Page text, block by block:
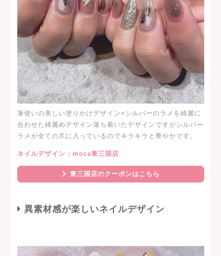
筆使いの美しい塗りかけデザイン×シルバーのラメを綺麗に
合わせた綺麗めデザイン落ち着いたデザインですがシルバー
ラメが全ての爪に入っているのでキラキラと華やかです。
ネイルデザイン：moca東三国店
東三国店のクーポンはこちら
異素材感が楽しいネイルデザイン